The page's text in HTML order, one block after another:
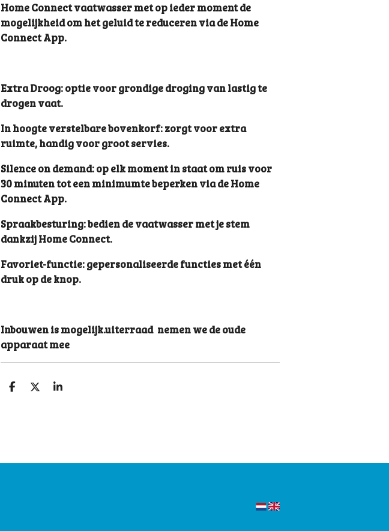
Home Connect vaatwasser met op ieder moment de
mogelijkheid om het geluid te reduceren via de Home
Connect App.
Extra Droog: optie voor grondige droging van lastig te
drogen vaat.
In hoogte verstelbare bovenkorf: zorgt voor extra
ruimte, handig voor groot servies.
Silence on demand: op elk moment in staat om ruis voor
30 minuten tot een minimumte beperken via de Home
Connect App.
Spraakbesturing: bedien de vaatwasser met je stem
dankzij Home Connect.
Favoriet-functie: gepersonaliseerde functies met één
druk op de knop.
Inbouwen is mogelijk.uiterraad nemen we de oude
apparaat mee
S
S
S